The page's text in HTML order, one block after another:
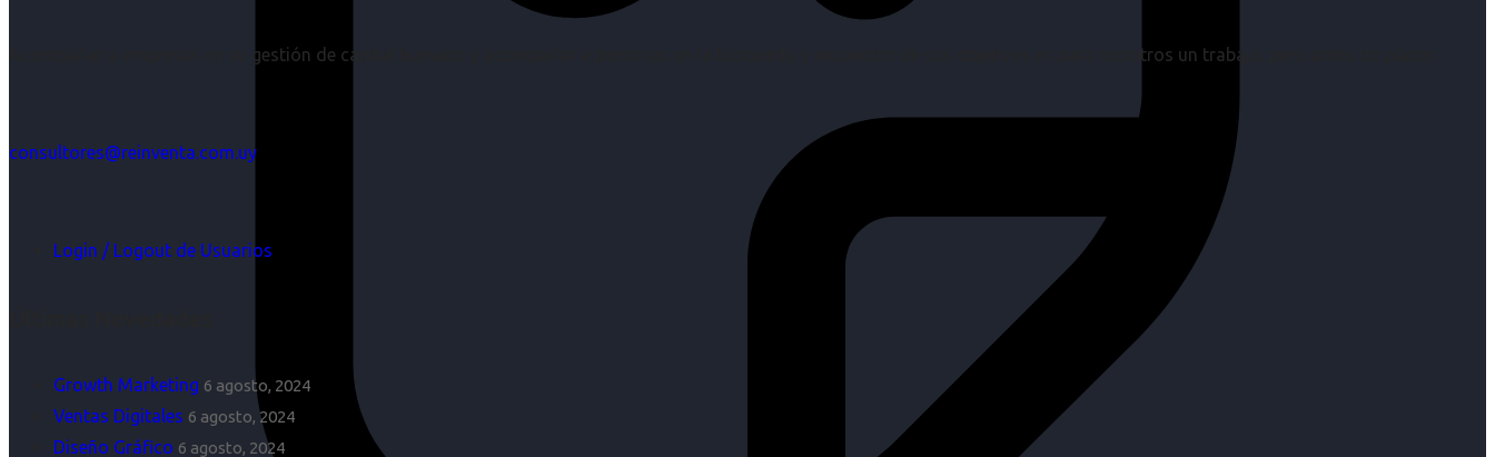
Acompañar a empresas en su gestión de capital humano y acompañar a personas en la búsqueda y encuentro de sus objetivos es para nosotros un trabajo, pero antes un placer.
consultores@reinventa.com.uy
Login / Logout de Usuarios
Growth Marketing 6 agosto, 2024
Ventas Digitales 6 agosto, 2024
Diseño Gráfico 6 agosto, 2024